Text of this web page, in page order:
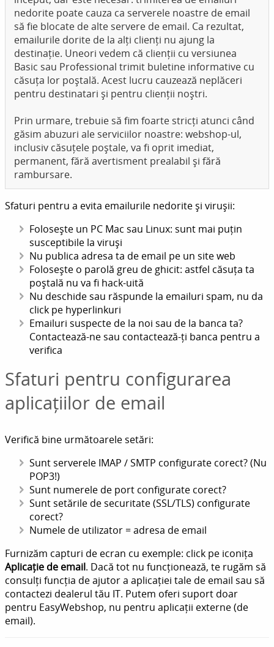
nedorite poate cauza ca serverele noastre de email
să fie blocate de alte servere de email. Ca rezultat,
emailurile dorite de la alți clienți nu ajung la
destinație. Uneori vedem că clienții cu versiunea
Basic sau Professional trimit buletine informative cu
căsuța lor poștală. Acest lucru cauzează neplăceri
pentru destinatari și pentru clienții noștri.
Prin urmare, trebuie să fim foarte stricți atunci când
găsim abuzuri ale serviciilor noastre: webshop-ul,
inclusiv căsuțele poștale, va fi oprit imediat,
permanent, fără avertisment prealabil și fără
rambursare.
Sfaturi pentru a evita emailurile nedorite și virușii:
Folosește un PC Mac sau Linux: sunt mai puțin
susceptibile la viruși
Nu publica adresa ta de email pe un site web
Folosește o parolă greu de ghicit: astfel căsuța ta
poștală nu va fi hack-uită
Nu deschide sau răspunde la emailuri spam, nu da
click pe hyperlinkuri
Emailuri suspecte de la noi sau de la banca ta?
Contactează-ne sau contactează-ți banca pentru a
verifica
Sfaturi pentru configurarea
aplicațiilor de email
Verifică bine următoarele setări:
Sunt serverele IMAP / SMTP configurate corect? (Nu
POP3!)
Sunt numerele de port configurate corect?
Sunt setările de securitate (SSL/TLS) configurate
corect?
Numele de utilizator = adresa de email
Furnizăm capturi de ecran cu exemple: click pe iconița
Aplicație de email. Dacă tot nu funcționează, te rugăm să
consulți funcția de ajutor a aplicației tale de email sau să
contactezi dealerul tău IT. Putem oferi suport doar
pentru EasyWebshop, nu pentru aplicații externe (de
email).